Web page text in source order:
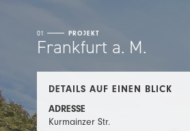
01 PROJEKT
Frankfurt a. M.
DETAILS AUF EINEN BLICK
ADRESSE
Kurmainzer Str.